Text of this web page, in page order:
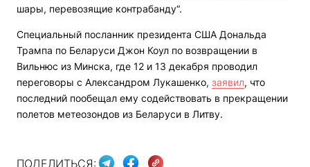
шары, перевозящие контрабанду“.
Специальный посланник президента США Дональда
Трампа по Беларуси Джон Коул по возвращении в
Вильнюс из Минска, где 12 и 13 декабря проводил
переговоры с Александром Лукашенко, заявил, что
последний пообещал ему содействовать в прекращении
полетов метеозондов из Беларуси в Литву.
ПОДЕЛИТЬСЯ: